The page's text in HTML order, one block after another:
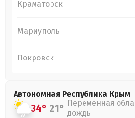
Краматорск
Мариуполь
Покровск
Автономная Республика Крым
34° 21° Переменная
дождь